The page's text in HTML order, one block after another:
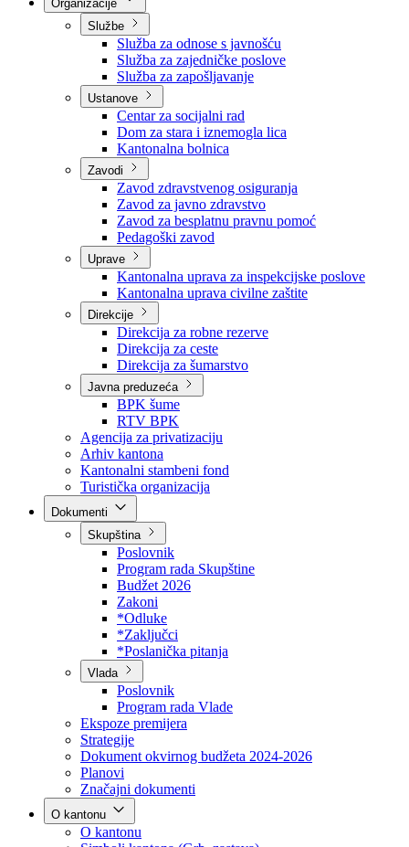
Nadležnosti
Sjednice Vlade
Službe
Služba za odnose s javnošću
Služba za zajedničke poslove
Služba za zapošljavanje
Ustanove
Centar za socijalni rad
Dom za stara i iznemogla lica
Kantonalna bolnica
Zavodi
Zavod zdravstvenog osiguranja
Zavod za javno zdravstvo
Zavod za besplatnu pravnu pomoć
Pedagoški zavod
Uprave
Kantonalna uprava za inspekcijske poslove
Kantonalna uprava civilne zaštite
Direkcije
Direkcija za robne rezerve
Direkcija za ceste
Direkcija za šumarstvo
Javna preduzeća
BPK šume
RTV BPK
Agencija za privatizaciju
Arhiv kantona
Kantonalni stambeni fond
Turistička organizacija
Skupština
Poslovnik
Program rada Skupštine
Budžet 2026
Zakoni
*Odluke
*Zaključci
*Poslanička pitanja
Vlada
Poslovnik
Program rada Vlade
Ekspoze premijera
Strategije
Dokument okvirnog budžeta 2024-2026
Planovi
Značajni dokumenti